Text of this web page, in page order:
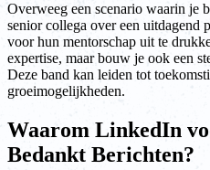
Overweeg een scenario waarin je
senior collega over een uitdagend
voor hun mentorschap uit te
expertise, maar bouw je ook een
Deze band kan leiden tot
groeimogelijkheden.
Waarom LinkedIn
Bedankt Berichten?